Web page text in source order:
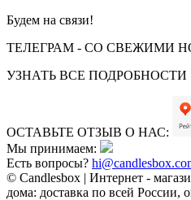
Будем на связи!
ТЕЛЕГРАМ - СО СВЕЖИМИ
УЗНАТЬ ВСЕ ПОДРОБНОСТИ
ОСТАВЬТЕ ОТЗЫВ О НАС:
Мы принимаем:
Есть вопросы?
© Candlesbox | Интернет -
дома: доставка по всей России,